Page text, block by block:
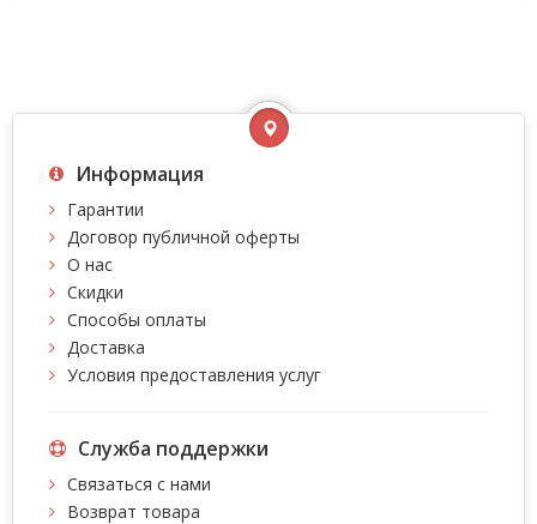
Информация
Гарантии
Договор публичной оферты
О нас
Скидки
Способы оплаты
Доставка
Условия предоставления услуг
Служба поддержки
Связаться с нами
Возврат товара